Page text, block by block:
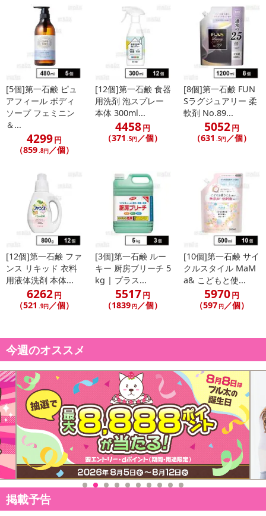
[5個]第一石鹸 ピュ
アフィール ボディ
ソープ フェミニン
＆...
4299円
（859.8円／個）
[12個]第一石鹸 食器
用洗剤 泡スプレー
本体 300ml...
4458円
（371 .5円／個）
[8個]第一石鹸 FUN
Sラグジュアリー 柔
軟剤 No.89...
5052円
（631 .5円／個）
[12個]第一石鹸 ファ
ンス リキッド 衣料
用液体洗剤 本体...
6262円
（521 .9円／個）
[3個]第一石鹸 ルー
キー 厨房ブリーチ 5
kg | プラス...
5517円
（1839 円／個）
[10個]第一石鹸 サイ
クルスタイル MaM
a& こどもと使...
5970円
（597 円／個）
今週のオススメ
掲載予告